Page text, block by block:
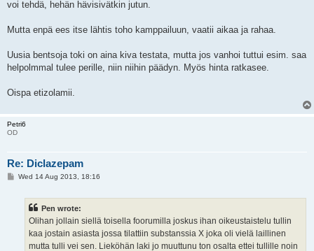
voi tehdä, hehän hävisivätkin jutun.
Mutta enpä ees itse lähtis toho kamppailuun, vaatii aikaa ja rahaa.
Uusia bentsoja toki on aina kiva testata, mutta jos vanhoi tuttui esim. saa
helpolmmal tulee perille, niin niihin päädyn. Myös hinta ratkasee.
Oispa etizolamii.
Petri6
OD
Re: Diclazepam
PWed 14 Aug 2013, 18:16
Pen wrote:
Olihan jollain siellä toisella foorumilla joskus ihan oikeustaistelu tullin
kaa jostain asiasta jossa tilattiin substanssia X joka oli vielä laillinen
mutta tulli vei sen. Lieköhän laki jo muuttunu ton osalta ettei tullille noin